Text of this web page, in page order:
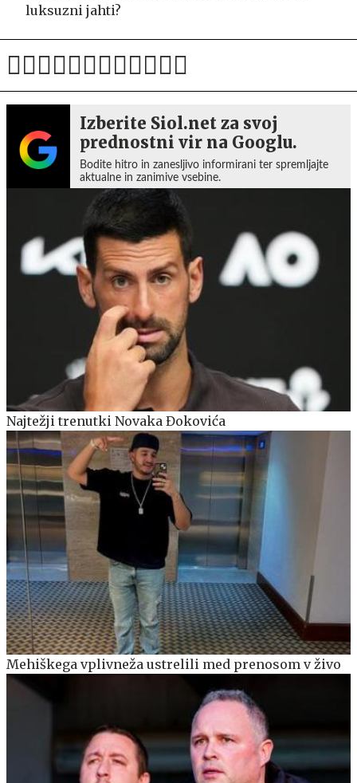
luksuzni jahti?
Izberite Siol.net za svoj
prednostni vir na Googlu.
Bodite hitro in zanesljivo informirani ter spremljajte
aktualne in zanimive vsebine.
Najtežji trenutki Novaka Đokovića
Mehiškega vplivneža ustrelili med prenosom v živo